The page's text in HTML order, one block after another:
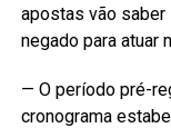
apostas vão
negado para atuar
— O período pré-
cronograma